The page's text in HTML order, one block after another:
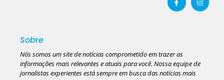
Sobre
Nós somos um site de notícias comprometido em trazer as
informações mais relevantes e atuais para você. Nossa equipe de
jornalistas experientes está sempre em busca das notícias mais